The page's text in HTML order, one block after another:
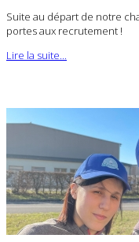
Suite au départ de notre
portes aux recrutement !
Lire la suite...